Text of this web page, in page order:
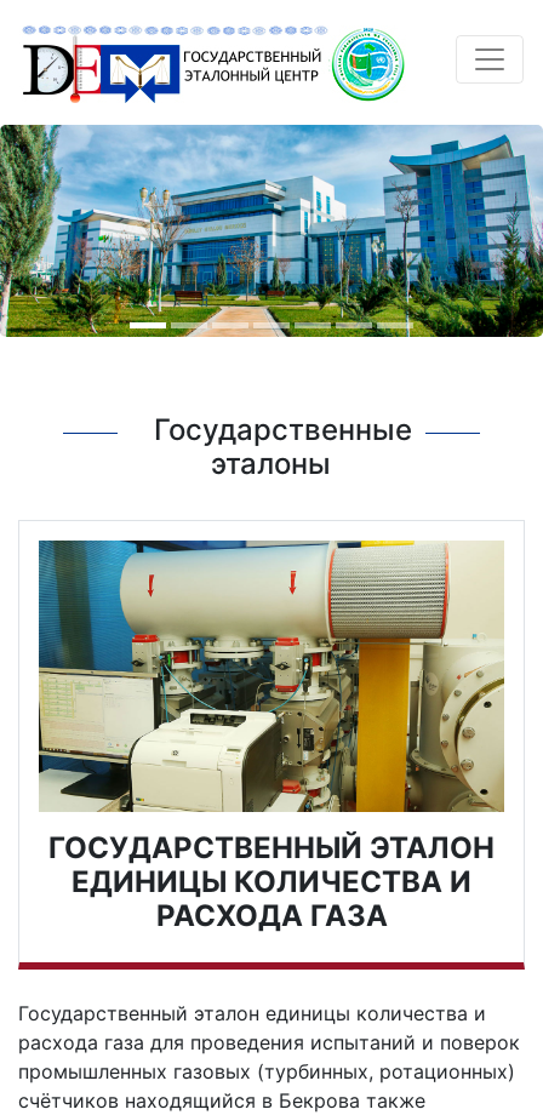
Государственные
эталоны
ГОСУДАРСТВЕННЫЙ ЭТАЛОН
ЕДИНИЦЫ КОЛИЧЕСТВА И
РАСХОДА ГАЗА
Государственный эталон единицы количества и
расхода газа для проведения испытаний и поверок
промышленных газовых (турбинных, ротационных)
счётчиков находящийся в Бекрова также